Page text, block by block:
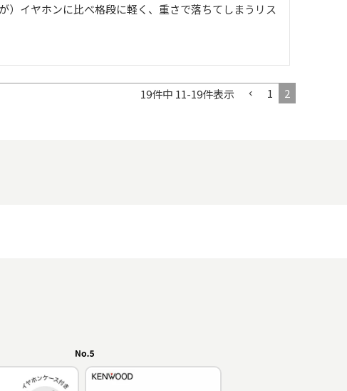
）イヤホンに比べ格段に軽く、重さで落ちてしまうリス
19件中 11-19件表示 1 2